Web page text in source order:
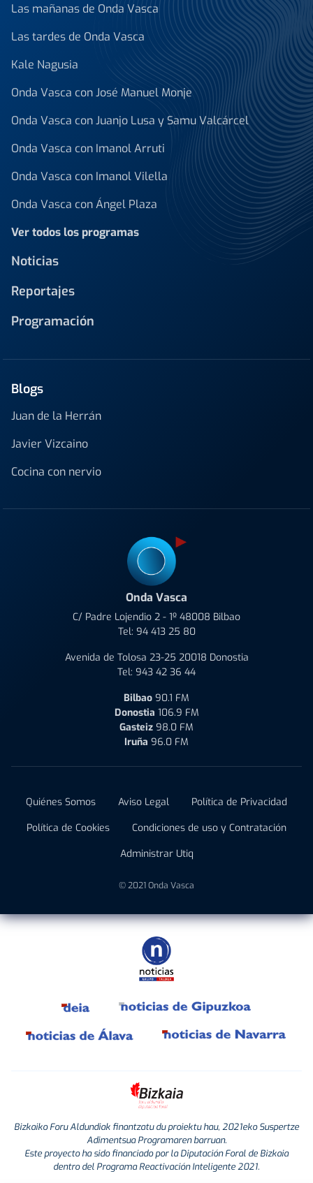
Las mañanas de Onda Vasca
Las tardes de Onda Vasca
Kale Nagusia
Onda Vasca con José Manuel Monje
Onda Vasca con Juanjo Lusa y Samu Valcárcel
Onda Vasca con Imanol Arruti
Onda Vasca con Imanol Vilella
Onda Vasca con Ángel Plaza
Ver todos los programas
Noticias
Reportajes
Programación
Blogs
Juan de la Herrán
Javier Vizcaino
Cocina con nervio
Onda Vasca
C/ Padre Lojendio 2 - 1º 48008 Bilbao
Tel: 94 413 25 80
Avenida de Tolosa 23-25 20018 Donostia
Tel: 943 42 36 44
Bilbao 90.1 FM
Donostia 106.9 FM
Gasteiz 98.0 FM
Iruña 96.0 FM
Quiénes Somos Aviso Legal
Política de Privacidad
Política de Cookies
Condiciones de uso y Contratación
Administrar Utiq
© 2021 Onda Vasca
Bizkaiko Foru Aldundiak finantzatu du proiektu hau, 2021eko Suspertze
Adimentsua Programaren barruan.
Este proyecto ha sido financiado por la Diputación Foral de Bizkaia
dentro del Programa Reactivación Inteligente 2021.